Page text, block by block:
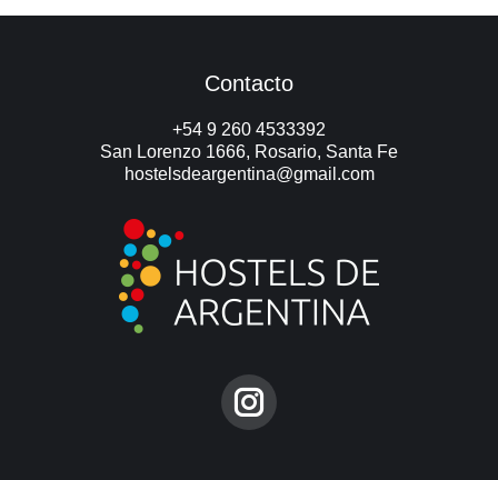
Contacto
+54 9 260 4533392
San Lorenzo 1666, Rosario, Santa Fe
hostelsdeargentina@gmail.com
Instagram